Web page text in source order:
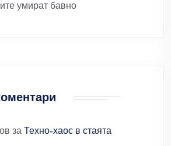
умират бавно
за Техно-хаос в стаята